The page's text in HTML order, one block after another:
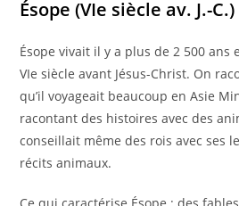
Ésope (VIe siècle av. J.-C.)
Ésope vivait il y a plus de 2 500 ans
VIe siècle avant Jésus-Christ. On
qu’il voyageait beaucoup en Asie
racontant des histoires avec des
conseillait même des rois avec ses
récits animaux.